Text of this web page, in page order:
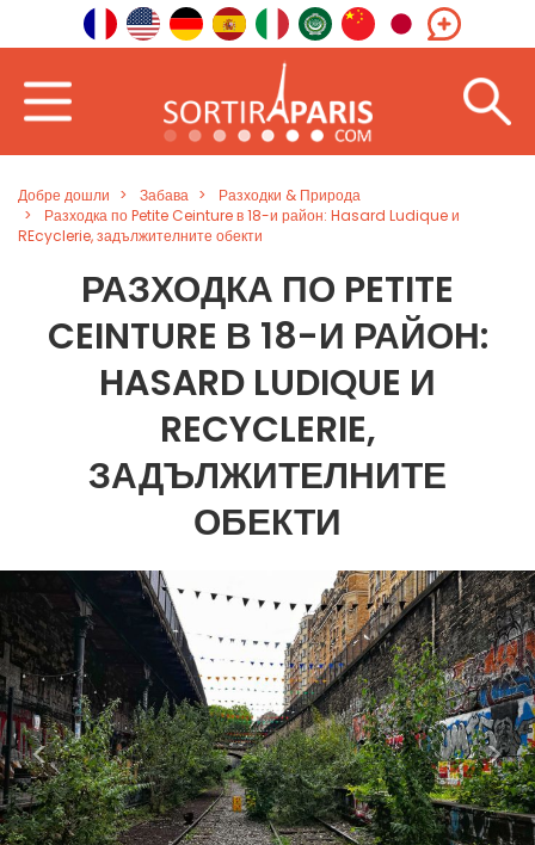
Добре дошли Забава
Разходки & Природа
Разходка по Petite Ceinture в 18-и район: Hasard Ludique и
REcyclerie, задължителните обекти
РАЗХОДКА ПО PETITE
CEINTURE В 18-И РАЙОН:
HASARD LUDIQUE И
RECYCLERIE,
ЗАДЪЛЖИТЕЛНИТЕ
ОБЕКТИ
< >